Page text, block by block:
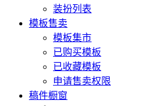
装扮列表
模板售卖
模板集市
已购买模板
已收藏模板
申请售卖权限
稿件橱窗